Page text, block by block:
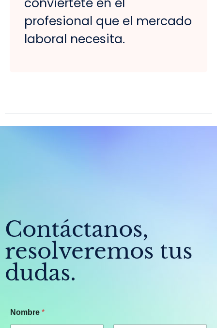
profesional que el mercado
laboral necesita.
Contáctanos,
resolveremos tus
dudas.
Nombre *